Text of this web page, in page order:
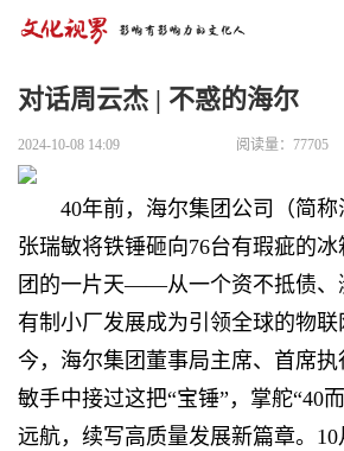
对话周云杰 | 不惑的海尔
2024-10-08 14:09 阅读量：77705
40年前，海尔集团公司（简
张瑞敏将铁锤砸向76台有瑕疵的
团的一片天——从一个资不抵债、
有制小厂发展成为引领全球的物
今，海尔集团董事局主席、首席
敏手中接过这把“宝锤”，掌舵“40
远航，续写高质量发展新篇章。